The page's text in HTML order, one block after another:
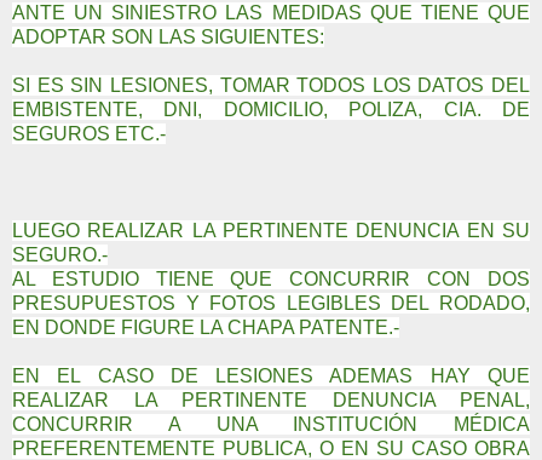
ANTE UN SINIESTRO LAS MEDIDAS QUE TIENE QUE
ADOPTAR SON LAS SIGUIENTES:
SI ES SIN LESIONES, TOMAR TODOS LOS DATOS DEL
EMBISTENTE, DNI, DOMICILIO, POLIZA, CIA. DE
SEGUROS ETC.-
LUEGO REALIZAR LA PERTINENTE DENUNCIA EN SU
SEGURO.-
AL ESTUDIO TIENE QUE CONCURRIR CON DOS
PRESUPUESTOS Y FOTOS LEGIBLES DEL RODADO,
EN DONDE FIGURE LA CHAPA PATENTE.-
EN EL CASO DE LESIONES ADEMAS HAY QUE
REALIZAR LA PERTINENTE DENUNCIA PENAL,
CONCURRIR A UNA INSTITUCIÓN MÉDICA
PREFERENTEMENTE PUBLICA, O EN SU CASO OBRA